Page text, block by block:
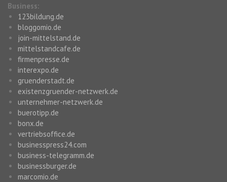
Business:
123bildung.de
bloggomio.de
join-mittelstand.de
mittelstandcafe.de
firmenpresse.de
interexpo.de
gruenderstadt.de
existenzgruender-netzwerk.de
unternehmer-netzwerk.de
buerotipp.de
bonx.de
vertriebsoffice.de
businesspress24.com
business-telegramm.de
businessburger.de
marcomio.de